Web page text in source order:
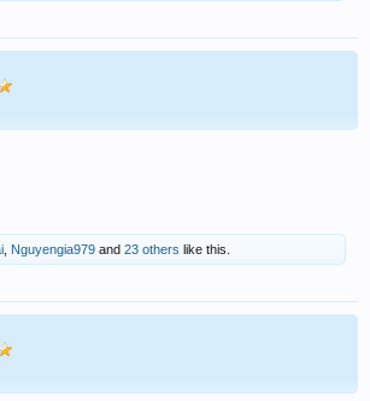
Nguyengia979 and 23 others like this.